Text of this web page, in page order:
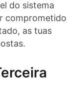
do sistema
comprometido
as tuas